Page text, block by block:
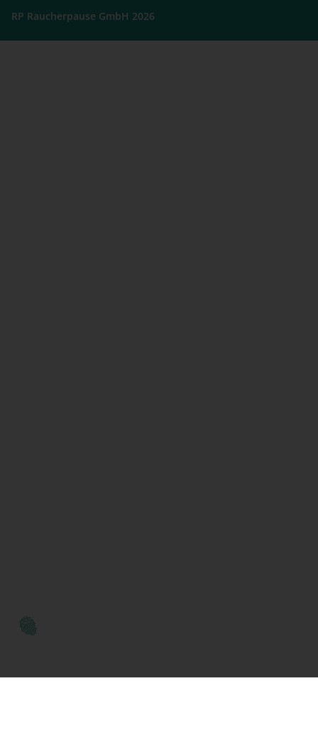
RP Raucherpause GmbH 2026